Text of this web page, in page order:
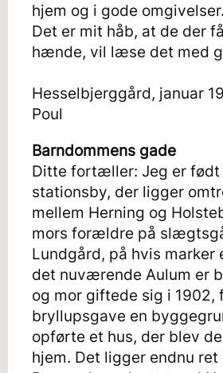
hjem og i gode omgivelser.
Det er mit håb, at de der
hænde, vil læse det med
Hesselbjerggård, januar
Poul
Barndommens gade
Ditte fortæller: Jeg er født
stationsby, der ligger
mellem Herning og
mors forældre på
Lundgård, på hvis marker
det nuværende Aulum er
og mor giftede sig i 1902,
bryllupsgave en
opførte et hus, der blev
hjem. Det ligger endnu